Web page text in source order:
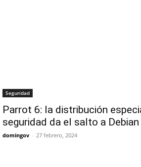
Seguridad
Parrot 6: la distribución
seguridad da el salto a
domingov - 27 febrero, 2024